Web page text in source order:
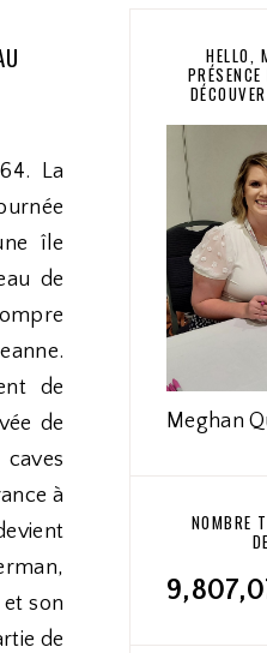
La
île
de
de
de
à
son
de
HELLO,
Meghan
NOMBRE